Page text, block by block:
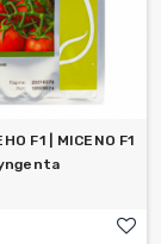
F1 | MICENO F1